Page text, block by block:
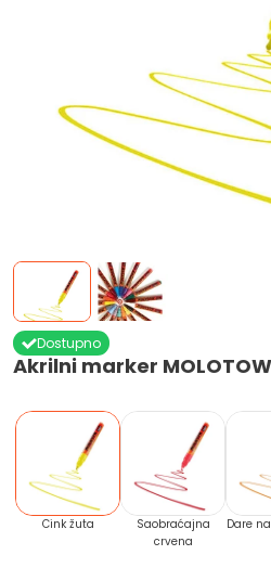
Akrilni marker
Dostupno
Cink žuta
Saobraćajna
crvena
Dare